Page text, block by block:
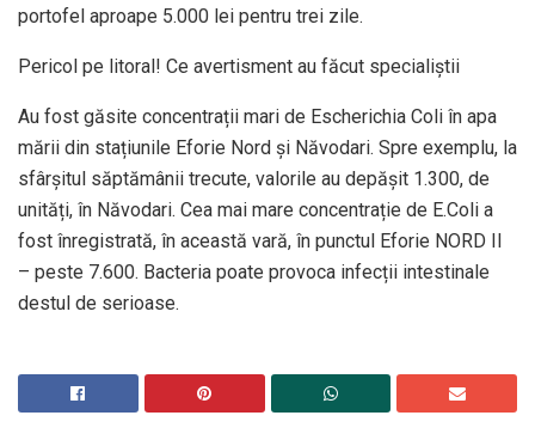
portofel aproape 5.000 lei pentru trei zile.
Pericol pe litoral! Ce avertisment au făcut specialiștii
Au fost găsite concentrații mari de Escherichia Coli în apa
mării din stațiunile Eforie Nord și Năvodari. Spre exemplu, la
sfârșitul săptămânii trecute, valorile au depășit 1.300, de
unități, în Năvodari. Cea mai mare concentrație de E.Coli a
fost înregistrată, în această vară, în punctul Eforie NORD II
– peste 7.600. Bacteria poate provoca infecții intestinale
destul de serioase.